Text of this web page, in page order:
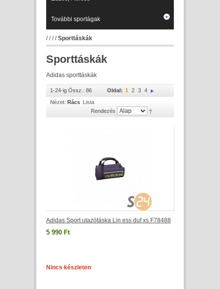
További sportágak
////Sporttáskák
Sporttáskák
Adidas sporttáskák
1-24-ig Össz.: 86 Oldal: 1 2 3 4
Nézet: Rács Lista
Rendezés
Adidas Sport utazótáska Lin ess duf xs F78488
5 990 Ft
Nincs készleten